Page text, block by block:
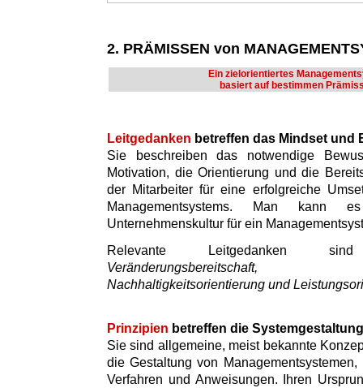
2. PRÄMISSEN von
Ein zielorientiertes
basiert auf bestimmen
Leitgedanken betreffen das Mindset und
Sie beschreiben das notwendige
Motivation, die Orientierung und die
der Mitarbeiter für eine erfolgreiche
Managementsystems. Man kann
Unternehmenskultur für ein
Relevante Leitgedanken
Veränderungsbereitschaft,
Nachhaltigkeitsorientierung und
Prinzipien betreffen die Systemgestaltung
Sie sind allgemeine, meist bekannte
die Gestaltung von
Verfahren und Anweisungen. Ihren